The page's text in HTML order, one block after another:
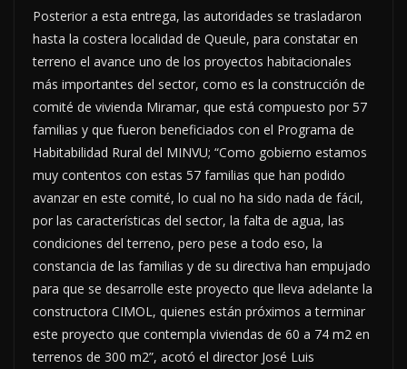
Posterior a esta entrega, las autoridades se trasladaron
hasta la costera localidad de Queule, para constatar en
terreno el avance uno de los proyectos habitacionales
más importantes del sector, como es la construcción de
comité de vivienda Miramar, que está compuesto por 57
familias y que fueron beneficiados con el Programa de
Habitabilidad Rural del MINVU; “Como gobierno estamos
muy contentos con estas 57 familias que han podido
avanzar en este comité, lo cual no ha sido nada de fácil,
por las características del sector, la falta de agua, las
condiciones del terreno, pero pese a todo eso, la
constancia de las familias y de su directiva han empujado
para que se desarrolle este proyecto que lleva adelante la
constructora CIMOL, quienes están próximos a terminar
este proyecto que contempla viviendas de 60 a 74 m2 en
terrenos de 300 m2”, acotó el director José Luis